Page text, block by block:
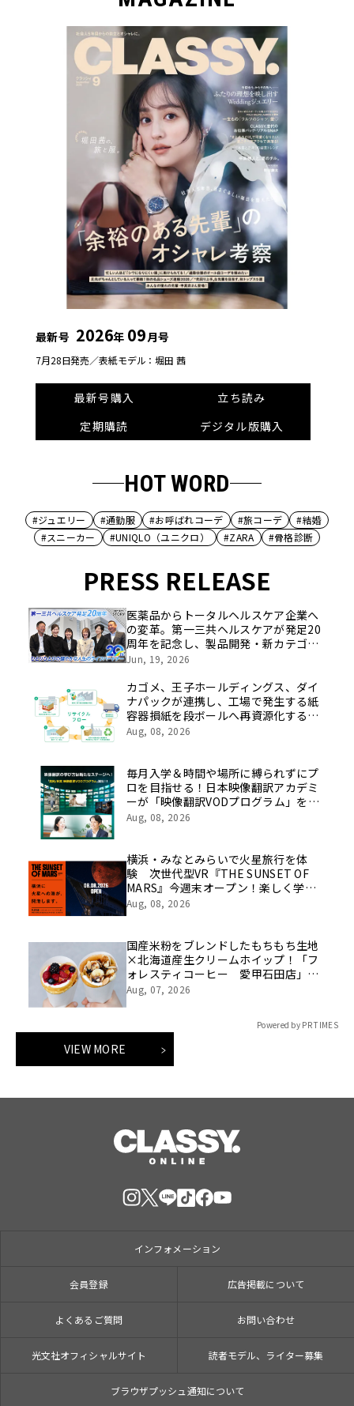
最新号 2026年 09月号
7月28日発売／表紙モデル：堀田 茜
最新号購入
立ち読み
定期購読
デジタル版購入
HOT WORD
#ジュエリー #通勤服 #お呼ばれコーデ #旅コーデ
#結婚
#スニーカー
#UNIQLO（ユニクロ） #ZARA #骨格診断
PRESS RELEASE
医薬品からトータルヘルスケア企業へ
の変革。第一三共ヘルスケアが発足20
周年を記念し、製品開発・新カテゴリ
挑戦の舞台や旧社統合時のエピソード
像を公開！
Jun, 19, 2026
カゴメ、王子ホールディングス、ダイ
ナパックが連携し、工場で発生する紙
容器損紙を段ボールへ再資源化する実
証を開始
Aug, 08, 2026
毎月入学＆時間や場所に縛られずにプ
ロを目指せる！日本映像翻訳アカデミ
ーが「映像翻訳VODプログラム」を
2026年10月より開講！
Aug, 08, 2026
横浜・みなとみらいで火星旅行を体
験 次世代型VR『THE SUNSET OF
MARS』今週末オープン！楽しく学べ
るパネル展やワークショップなど関連
Aug, 08, 2026
国産米粉をブレンドしたもちもち生地
×北海道産生クリームホイップ！「フ
ォレスティコーヒー 愛甲石田店」に
て、８月１７日（月）からクレープ販
Aug, 07, 2026
Powered by PR TIMES
VIEW MORE
インフォメーション
会員登録 広告掲載について
よくあるご質問 お問い合わせ
光文社オフィシャルサイト 読者モデル、ライター募集
ブラウザプッシュ通知について